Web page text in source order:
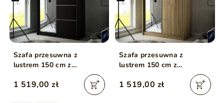
Szafa przesuwna z
lustrem 150 cm z
oświetleniem LED Portel
Czarna
1 519,00 zł
Szafa przesuwna z
lustrem 150 cm z
oświetleniem LED Portel
Dąb Craft Złoty
1 519,00 zł